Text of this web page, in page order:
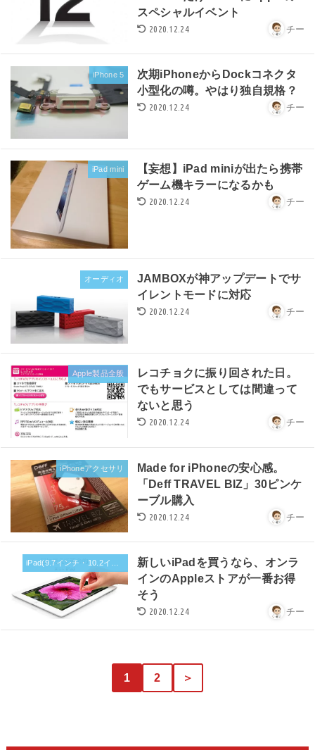
スペシャルイベント
2020.12.24 チー
iPhone 5
次期iPhoneからDockコネクタ
小型化の噂。やはり独自規格？
2020.12.24 チー
iPad mini
【妄想】iPad miniが出たら携帯
ゲーム機キラーになるかも
2020.12.24 チー
オーディオ
JAMBOXが神アップデートでサ
イレントモードに対応
2020.12.24 チー
Apple製品全般
レコチョクに振り回された日。
でもサービスとしては間違って
ないと思う
2020.12.24 チー
iPhoneアクセサリ
Made for iPhoneの安心感。
「Deff TRAVEL BIZ」30ピンケ
ーブル購入
2020.12.24 チー
新しいiPadを買うなら、オンラ
インのAppleストアが一番お得
そう
2020.12.24 チー
1 2 ＞